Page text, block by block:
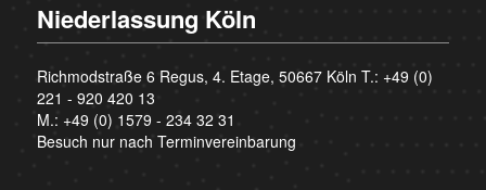
Niederlassung Köln
Richmodstraße 6 Regus, 4. Etage, 50667 Köln T.: +49 (0)
221 - 920 420 13
M.: +49 (0) 1579 - 234 32 31
Besuch nur nach Terminvereinbarung